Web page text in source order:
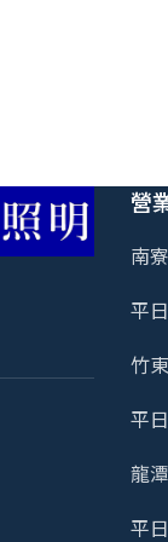
營
南
平
竹
平
龍
平